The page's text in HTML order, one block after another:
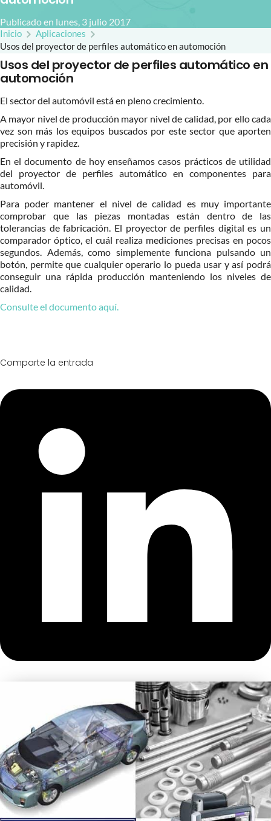
Publicado en lunes, 3 julio 2017
Inicio
Aplicaciones
Usos del proyector de perfiles automático en automoción
Usos del proyector de perfiles automático en
automoción
El sector del automóvil está en pleno crecimiento.
A mayor nivel de producción mayor nivel de calidad, por ello cada
vez son más los equipos buscados por este sector que aporten
precisión y rapidez.
En el documento de hoy enseñamos casos prácticos de utilidad
del proyector de perfiles automático en componentes para
automóvil.
Para poder mantener el nivel de calidad es muy importante
comprobar que las piezas montadas están dentro de las
tolerancias de fabricación. El proyector de perfiles digital es un
comparador óptico, el cuál realiza mediciones precisas en pocos
segundos. Además, como simplemente funciona pulsando un
botón, permite que cualquier operario lo pueda usar y así podrá
conseguir una rápida producción manteniendo los niveles de
calidad.
Consulte el documento aquí.
Comparte la entrada